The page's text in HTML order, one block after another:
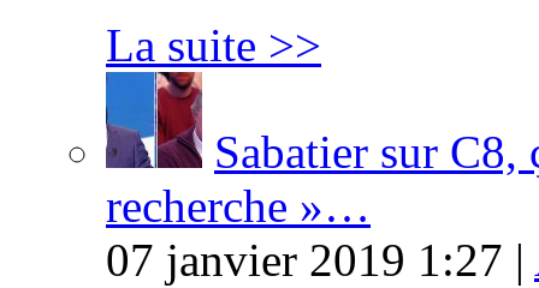
La suite >>
Sabatier sur C8,
recherche »…
07 janvier 2019 1:27 |